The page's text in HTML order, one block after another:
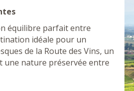
équilibre parfait entre
idéale pour un
de la Route des Vins, un
une nature préservée entre